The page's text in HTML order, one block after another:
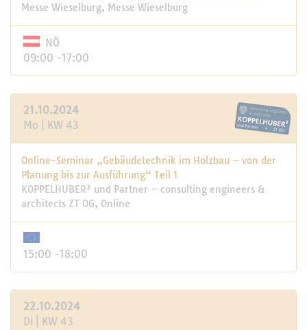
Messe Wieselburg, Messe Wieselburg
NÖ
09:00 -17:00
21.10.2024
Mo | KW 43
Online-Seminar „Gebäudetechnik im Holzbau – von der
Planung bis zur Ausführung“ Teil 1
KOPPELHUBER² und Partner – consulting engineers &
architects ZT OG, Online
15:00 -18:00
22.10.2024
Di | KW 43